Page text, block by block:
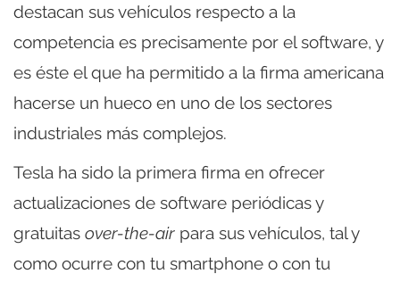
destacan sus vehículos respecto a la
competencia es precisamente por el software, y
es éste el que ha permitido a la firma americana
hacerse un hueco en uno de los sectores
industriales más complejos.
Tesla ha sido la primera firma en ofrecer
actualizaciones de software periódicas y
gratuitas over-the-air para sus vehículos, tal y
como ocurre con tu smartphone o con tu